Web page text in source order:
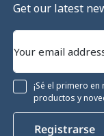
Get our latest
¡Sé el primero
productos y
Registrarse